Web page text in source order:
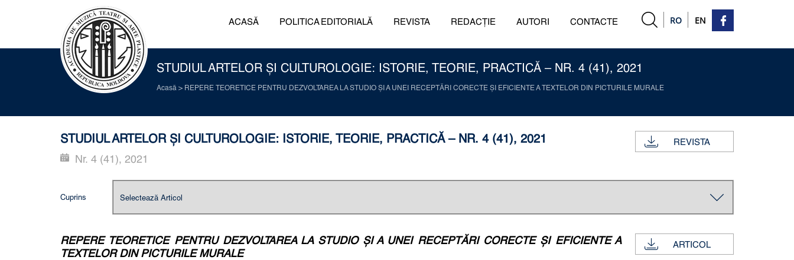
RO EN
ACASĂ POLITICA EDITORIALĂ REVISTA REDACȚIE AUTORI CONTACTE
STUDIUL ARTELOR ȘI CULTUROLOGIE: ISTORIE, TEORIE, PRACTICĂ – NR. 4 (41), 2021
Acasă > REPERE TEORETICE PENTRU DEZVOLTAREA LA STUDIO ȘI A UNEI RECEPTĂRI CORECTE ȘI EFICIENTE A TEXTELOR DIN PICTURILE MURALE
STUDIUL ARTELOR ȘI CULTUROLOGIE: ISTORIE, TEORIE, PRACTICĂ – NR. 4 (41), 2021 REVISTA
Nr. 4 (41), 2021
Cuprins
REPERE TEORETICE PENTRU DEZVOLTAREA LA STUDIO ȘI A UNEI RECEPTĂRI CORECTE ȘI EFICIENTE A
TEXTELOR DIN PICTURILE MURALE
ARTICOL